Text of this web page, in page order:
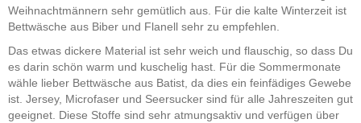
Weihnachtmännern sehr gemütlich aus. Für die kalte Winterzeit ist
Bettwäsche aus Biber und Flanell sehr zu empfehlen.
Das etwas dickere Material ist sehr weich und flauschig, so dass Du
es darin schön warm und kuschelig hast. Für die Sommermonate
wähle lieber Bettwäsche aus Batist, da dies ein feinfädiges Gewebe
ist. Jersey, Microfaser und Seersucker sind für alle Jahreszeiten gut
geeignet. Diese Stoffe sind sehr atmungsaktiv und verfügen über